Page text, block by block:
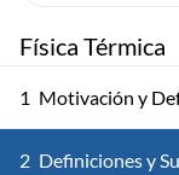
Física Térmica
1 Motivación y
2 Definiciones y